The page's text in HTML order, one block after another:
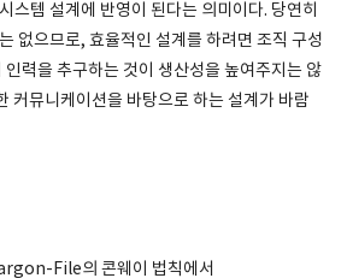
스템 설계에 반영이 된다는 의미이다. 당연히
없으므로, 효율적인 설계를 하려면 조직 구성
인력을 추구하는 것이 생산성을 높여주지는 않
커뮤니케이션을 바탕으로 하는 설계가 바람
File의 콘웨이 법칙에서